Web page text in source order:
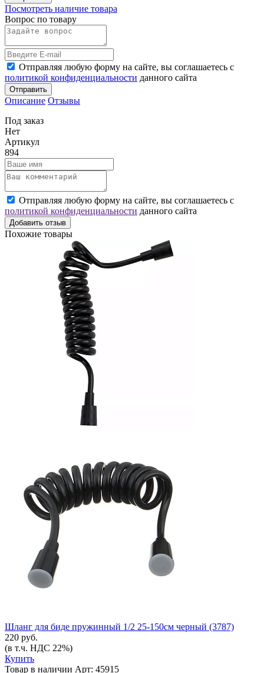
Посмотреть наличие товара
Вопрос по товару
Отправляя любую форму на сайте, вы соглашаетесь с
политикой конфиденциальности данного сайта
Отправить
Описание Отзывы
Под заказ
Нет
Артикул
894
Отправляя любую форму на сайте, вы соглашаетесь с
политикой конфиденциальности данного сайта
Добавить отзыв
Похожие товары
Шланг для биде пружинный 1/2 25-150см черный (3787)
220 руб.
(в т.ч. НДС 22%)
Купить
Товар в наличии Арт: 45915